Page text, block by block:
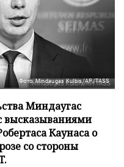
Фото: Mindaugas Kulbis/AP/TASS
Миндаугас
высказываниями
Каунаса о
со стороны